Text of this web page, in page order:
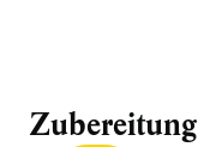
Zubereitung